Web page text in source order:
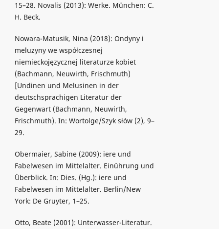
15–28. Novalis (2013): Werke. München: C.
H. Beck.
Nowara-Matusik, Nina (2018): Ondyny i
meluzyny we współczesnej
niemieckojęzycznej literaturze kobiet
(Bachmann, Neuwirth, Frischmuth)
[Undinen und Melusinen in der
deutschsprachigen Literatur der
Gegenwart (Bachmann, Neuwirth,
Frischmuth). In: Wortolge/Szyk słów (2), 9–
29.
Obermaier, Sabine (2009): iere und
Fabelwesen im Mittelalter. Einührung und
Überblick. In: Dies. (Hg.): iere und
Fabelwesen im Mittelalter. Berlin/New
York: De Gruyter, 1–25.
Otto, Beate (2001): Unterwasser-Literatur.